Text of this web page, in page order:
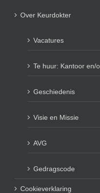
Over Keurdokter
Vacatures
Te huur: Kantoor en/
Geschiedenis
Visie en Missie
AVG
Gedragscode
Cookieverklaring